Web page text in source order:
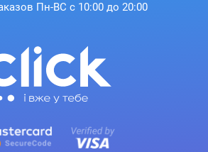
Пн-ВС с 10:00 до 20:00